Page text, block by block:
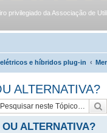
privilegiado da Associação de
e híbridos plug-in
ALTERNATIVA?
ALTERNATIVA?